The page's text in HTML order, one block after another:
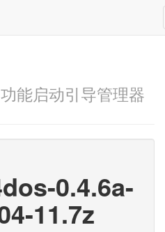
能启动引导管理器
0.4.6a-
11.7z